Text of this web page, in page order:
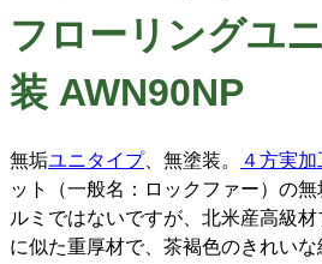
フローリングユ
装 AWN90NP
無垢ユニタイプ、無塗装。 ４方実加
ット（一般名：ロックファー）の
ルミではないですが、北米産高級
に似た重厚材で、茶褐色のきれい